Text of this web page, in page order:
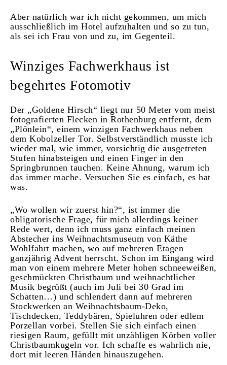
Aber natürlich war ich nicht gekommen, um mich
ausschließlich im Hotel aufzuhalten und so zu tun,
als sei ich Frau von und zu, im Gegenteil.
Winziges Fachwerkhaus ist
begehrtes Fotomotiv
Der „Goldene Hirsch“ liegt nur 50 Meter vom meist
fotografierten Flecken in Rothenburg entfernt, dem
„Plönlein“, einem winzigen Fachwerkhaus neben
dem Kobolzeller Tor. Selbstverständlich musste ich
wieder mal, wie immer, vorsichtig die ausgetreten
Stufen hinabsteigen und einen Finger in den
Springbrunnen tauchen. Keine Ahnung, warum ich
das immer mache. Versuchen Sie es einfach, es hat
was.
„Wo wollen wir zuerst hin?“, ist immer die
obligatorische Frage, für mich allerdings keiner
Rede wert, denn ich muss ganz einfach meinen
Abstecher ins Weihnachtsmuseum von Käthe
Wohlfahrt machen, wo auf mehreren Etagen
ganzjährig Advent herrscht. Schon im Eingang wird
man von einem mehrere Meter hohen schneeweißen,
geschmückten Christbaum und weihnachtlicher
Musik begrüßt (auch im Juli bei 30 Grad im
Schatten…) und schlendert dann auf mehreren
Stockwerken an Weihnachtsbaum-Deko,
Tischdecken, Teddybären, Spieluhren oder edlem
Porzellan vorbei. Stellen Sie sich einfach einen
riesigen Raum, gefüllt mit unzähligen Körben voller
Christbaumkugeln vor. Ich schaffe es wahrlich nie,
dort mit leeren Händen hinauszugehen.